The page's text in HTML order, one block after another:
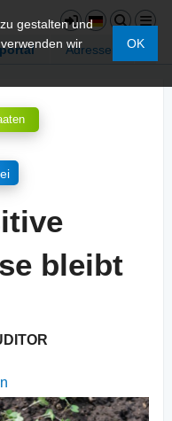
Adressen
gestalten und
wir
OK
bleibt